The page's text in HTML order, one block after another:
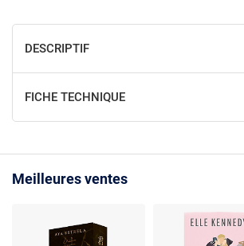
DESCRIPTIF
FICHE TECHNIQUE
Meilleures ventes